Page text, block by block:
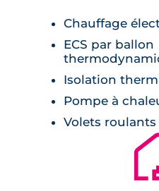
Chauffage
ECS par ballon
Isolation
Pompe à
Volets